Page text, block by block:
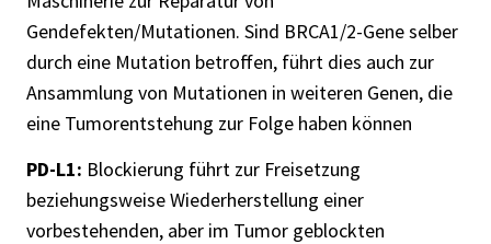
Gendefekten/Mutationen. Sind BRCA1/2-Gene selber
durch eine Mutation betroffen, führt dies auch zur
Ansammlung von Mutationen in weiteren Genen, die
eine Tumorentstehung zur Folge haben können
PD-L1: Blockierung führt zur Freisetzung
beziehungsweise Wiederherstellung einer
vorbestehenden, aber im Tumor geblockten